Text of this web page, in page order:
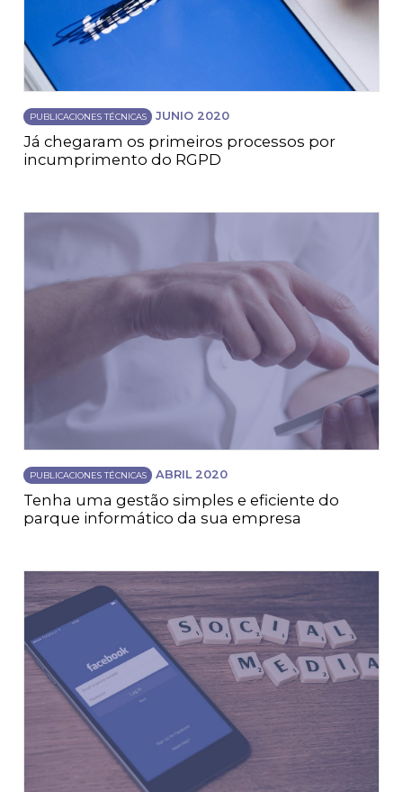
PUBLICACIONES TÉCNICAS JUNIO 2020
Já chegaram os primeiros processos por
incumprimento do RGPD
PUBLICACIONES TÉCNICAS ABRIL 2020
Tenha uma gestão simples e eficiente do
parque informático da sua empresa